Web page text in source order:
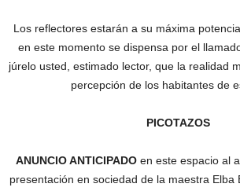
Los reflectores estarán a su máxima
en este momento se dispensa por el
júrelo usted, estimado lector, que la realidad
percepción de los habitantes de
PICOTAZOS
ANUNCIO ANTICIPADO en este espacio al
presentación en sociedad de la maestra Elba